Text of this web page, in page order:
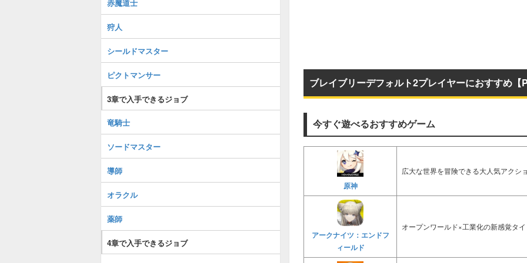
ブレイブリーデフォルト2プレイヤーにおすすめ【
今すぐ遊べるおすすめゲーム
原神
広大な世界を冒険できる大人気アクシ
アークナイツ：エンドフ
ィールド
オープンワールド×工業化の新感覚タ
赤魔道士
狩人
シールドマスター
ピクトマンサー
3章で入手できるジョブ
竜騎士
ソードマスター
導師
オラクル
薬師
4章で入手できるジョブ